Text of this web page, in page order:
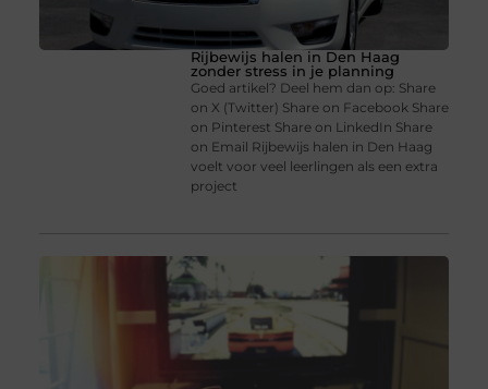
Rijbewijs halen in Den Haag
zonder stress in je planning
Goed artikel? Deel hem dan op: Share
on X (Twitter) Share on Facebook Share
on Pinterest Share on LinkedIn Share
on Email Rijbewijs halen in Den Haag
voelt voor veel leerlingen als een extra
project